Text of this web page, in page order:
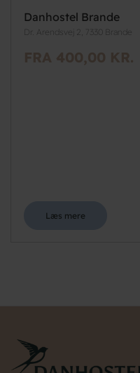
Danhostel Brande
Dr. Arendsvej 2, 7330 Brande
FRA 400,00 KR.
Læs mere